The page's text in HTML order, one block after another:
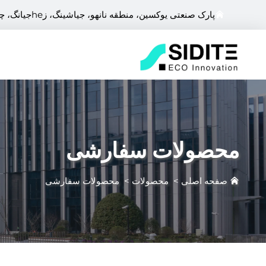
پارک صنعتی یوکسین، منطقه نانهو، جیاشینگ، زheجیانگ، چین
محصولات سفارشی
صفحه اصلی > محصولات > محصولات سفارشی